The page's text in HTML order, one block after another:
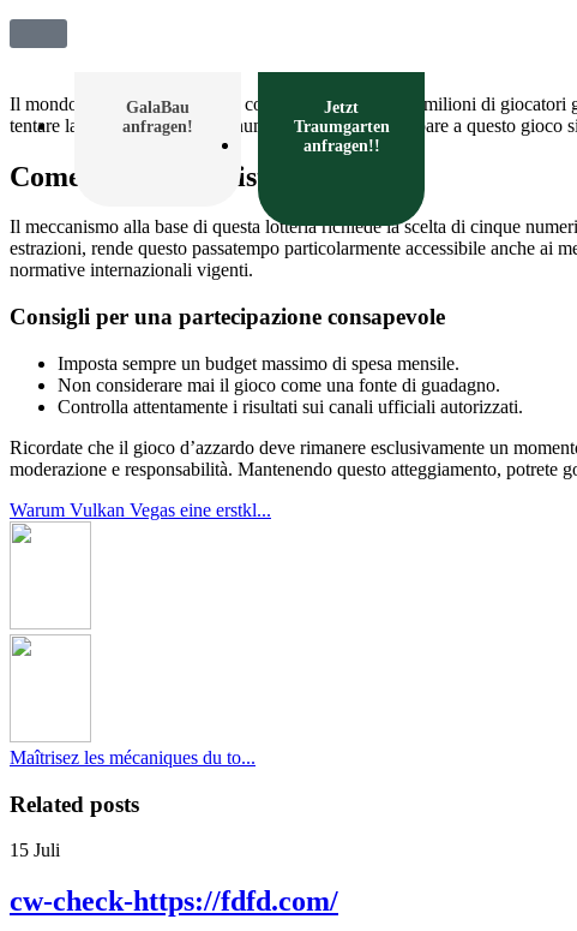
GalaBau
anfragen!
Jetzt
Traumgarten
anfragen!!
Il mondo delle lotterie europee continua ad affascinare milioni di
tentare la fortuna con i propri numeri fortunati. Partecipare a questo gioco
Come funziona il sistema di gioco
Il meccanismo alla base di questa lotteria richiede la scelta di cinque
estrazioni, rende questo passatempo particolarmente accessibile anche ai
normative internazionali vigenti.
Consigli per una partecipazione consapevole
Imposta sempre un budget massimo di spesa mensile.
Non considerare mai il gioco come una fonte di guadagno.
Controlla attentamente i risultati sui canali ufficiali autorizzati.
Ricordate che il gioco d’azzardo deve rimanere esclusivamente un
moderazione e responsabilità. Mantenendo questo atteggiamento, potrete
Warum Vulkan Vegas eine erstkl...
Maîtrisez les mécaniques du to...
Related posts
15 Juli
cw-check-https://fdfd.com/